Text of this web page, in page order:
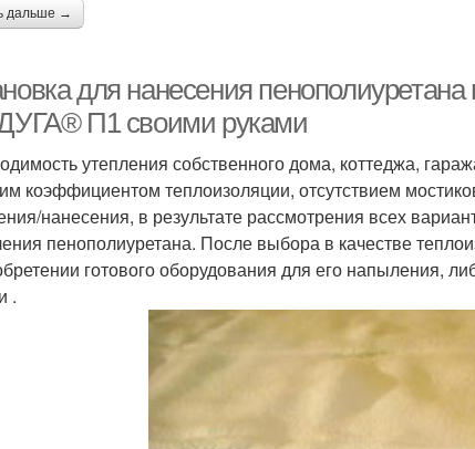
дальше →
для нанесения
П1 своими руками
утепления собственного дома, коттеджа,
коэффициентом теплоизоляции, отсутствием
нанесения, в результате рассмотрения всех
пенополиуретана. После выбора в качестве
готового оборудования для его напыления,
.